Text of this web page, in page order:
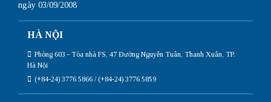
ngày 03/09/2008
HÀ NỘI
Phòng 603 - Tòa nhà FS, 47 Đường Nguyễn Tuân, Thanh Xuân, TP.
Hà Nội
(+84-24) 3776 5866 / (+84-24) 3776 5859